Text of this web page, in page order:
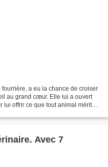
a eu la chance de croiser
au grand cœur. Elle lui a ouvert
lui offrir ce que tout animal mérite :
Avec 7